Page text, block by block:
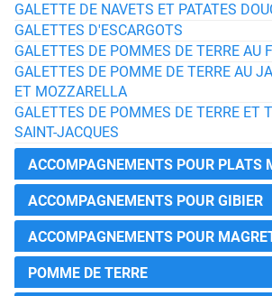
GALETTE DE NAVETS ET PATATES
GALETTES D'ESCARGOTS
GALETTES DE POMMES DE TERRE AU
GALETTES DE POMME DE TERRE AU
ET MOZZARELLA
GALETTES DE POMMES DE TERRE ET
SAINT-JACQUES
ACCOMPAGNEMENTS POUR PLATS
ACCOMPAGNEMENTS POUR GIBIER
ACCOMPAGNEMENTS POUR
POMME DE TERRE